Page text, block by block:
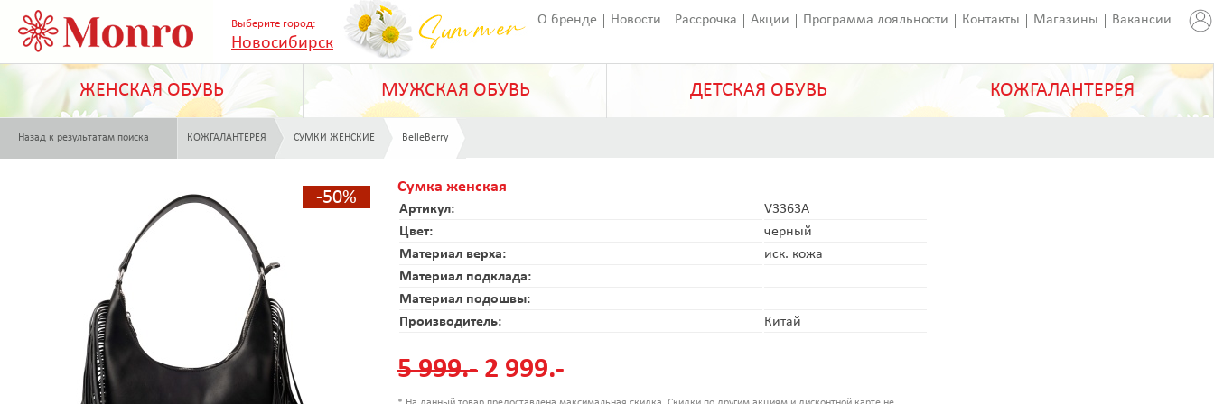
Выберите город:
Новосибирск
О бренде Новости Рассрочка Акции Программа лояльности Контакты Магазины Вакансии
ЖЕНСКАЯ ОБУВЬ МУЖСКАЯ ОБУВЬ ДЕТСКАЯ ОБУВЬ КОЖГАЛАНТЕРЕЯ
Назад к результатам поиска КОЖГАЛАНТЕРЕЯ СУМКИ ЖЕНСКИЕ BelleBerry
-50%
Сумка женская
Артикул:
V3363A
Цвет:
черный
Материал верха:
иск. кожа
Материал подклада:
Материал подошвы:
Производитель:
Китай
5 999.- 2 999.-